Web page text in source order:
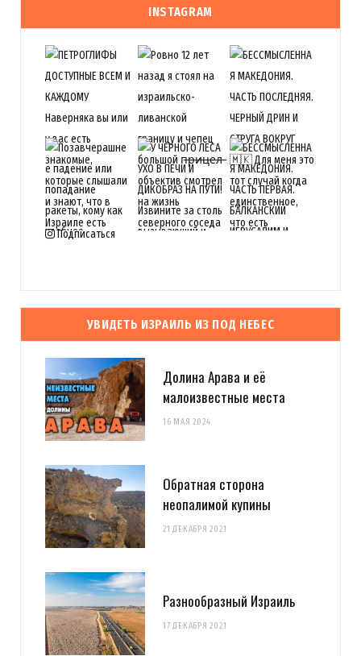
INSTAGRAM
Подписаться
УВИДЕТЬ ИЗРАИЛЬ ИЗ ПОД НЕБЕС
Долина Арава и её
малоизвестные места
16 МАЯ 2024
Обратная сторона
неопалимой купины
21 ДЕКАБРЯ 2021
Разнообразный Израиль
17 ДЕКАБРЯ 2021